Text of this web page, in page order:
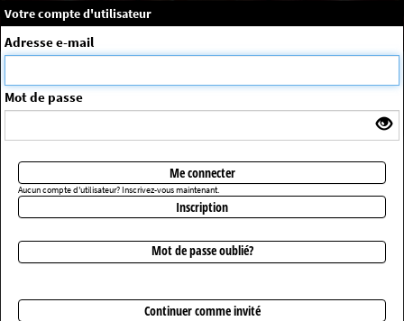
Message système
La séance choisie n'a pas été trouvée
Votre compte d'utilisateur
Adresse e-mail
Mot de passe
Me connecter
Aucun compte d'utilisateur? Inscrivez-vous maintenant.
Inscription
Mot de passe oublié?
Continuer comme invité